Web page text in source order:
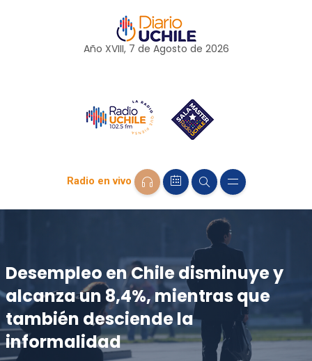
Año XVIII, 7 de Agosto de 2026
Radio en vivo
Desempleo en Chile disminuye y
alcanza un 8,4%, mientras que
también desciende la
informalidad